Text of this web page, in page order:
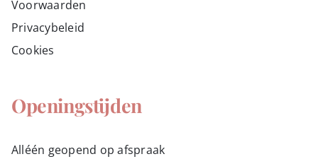
Voorwaarden
Privacybeleid
Cookies
Openingstijden
Alléén geopend op afspraak